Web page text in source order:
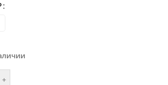
+